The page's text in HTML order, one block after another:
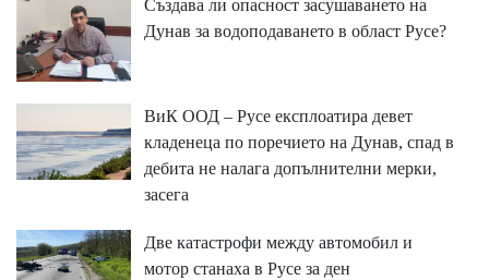
Създава ли опасност засушаването на
Дунав за водоподаването в област Русе?
ВиК ООД – Русе експлоатира девет
кладенеца по поречието на Дунав, спад в
дебита не налага допълнителни мерки,
засега
Две катастрофи между автомобил и
мотор станаха в Русе за ден